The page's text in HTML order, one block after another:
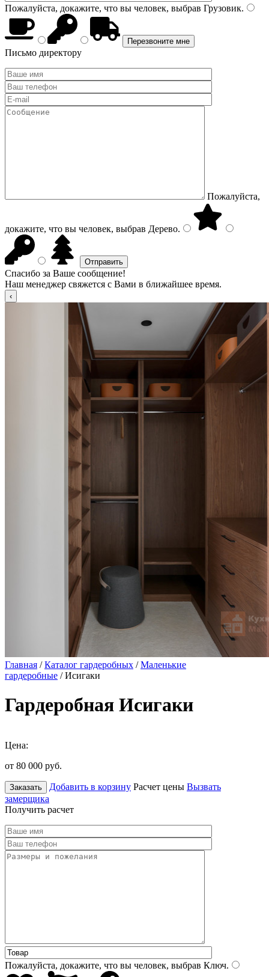
Пожалуйста, докажите, что вы человек, выбрав Грузовик.
Письмо директору
Пожалуйста,
докажите, что вы человек, выбрав Дерево.
Спасибо за Ваше сообщение!
Наш менеджер свяжется с Вами в ближайшее время.
Главная /Каталог гардеробных /Маленькие
гардеробные / Исигаки
Гардеробная Исигаки
Цена:
от 80 000 руб.
Заказать Добавить в корзину Расчет цены Вызвать
замерщика
Получить расчет
Пожалуйста, докажите, что вы человек, выбрав Ключ.